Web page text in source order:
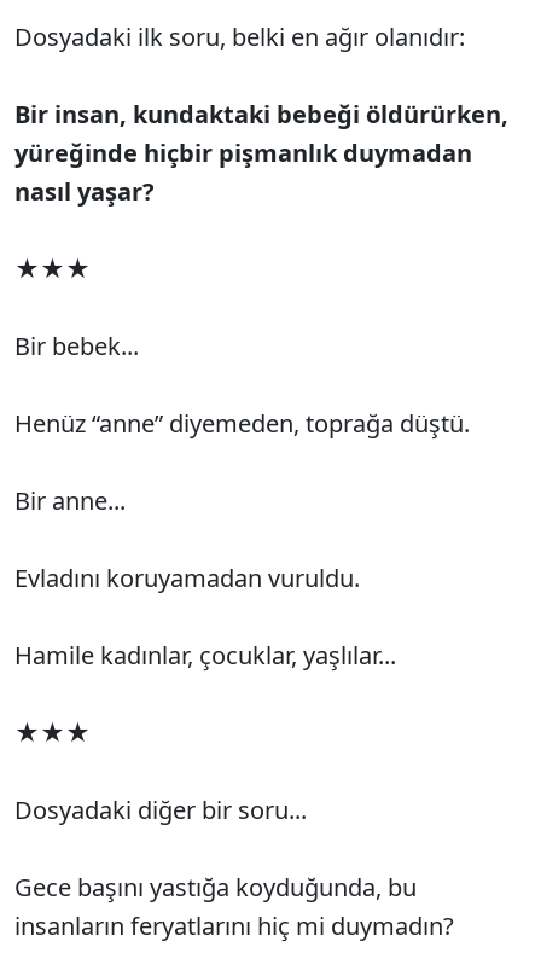
Dosyadaki ilk soru, belki en ağır olanıdır:
Bir insan, kundaktaki bebeği öldürürken,
yüreğinde hiçbir pişmanlık duymadan
nasıl yaşar?
★★★
Bir bebek...
Henüz “anne” diyemeden, toprağa düştü.
Bir anne...
Evladını koruyamadan vuruldu.
Hamile kadınlar, çocuklar, yaşlılar...
★★★
Dosyadaki diğer bir soru...
Gece başını yastığa koyduğunda, bu
insanların feryatlarını hiç mi duymadın?